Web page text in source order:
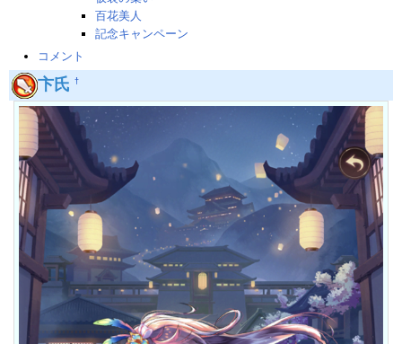
百花美人
記念キャンペーン
コメント
卞氏 †